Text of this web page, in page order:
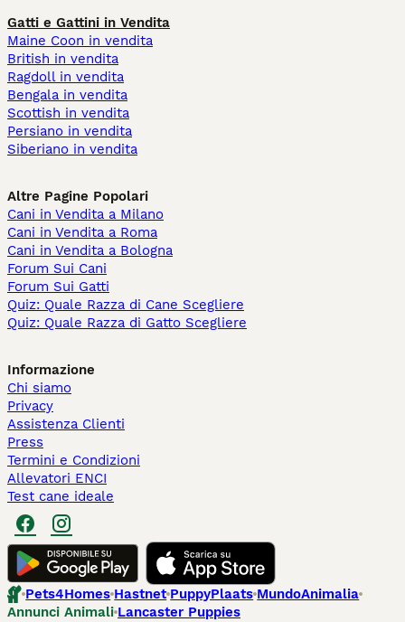
Gatti e Gattini in Vendita
Maine Coon in vendita
British in vendita
Ragdoll in vendita
Bengala in vendita
Scottish in vendita
Persiano in vendita
Siberiano in vendita
Altre Pagine Popolari
Cani in Vendita a Milano
Cani in Vendita a Roma
Cani in Vendita a Bologna
Forum Sui Cani
Forum Sui Gatti
Quiz: Quale Razza di Cane Scegliere
Quiz: Quale Razza di Gatto Scegliere
Informazione
Chi siamo
Privacy
Assistenza Clienti
Press
Termini e Condizioni
Allevatori ENCI
Test cane ideale
Pets4Homes Hastnet PuppyPlaats MundoAnimalia
Annunci Animali Lancaster Puppies